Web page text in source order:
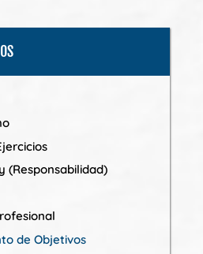
(Responsabilidad)
de Objetivos